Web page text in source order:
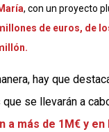
, con un proyecto
de euros, de
hay que
se llevarán a
a más de 1M€ y en